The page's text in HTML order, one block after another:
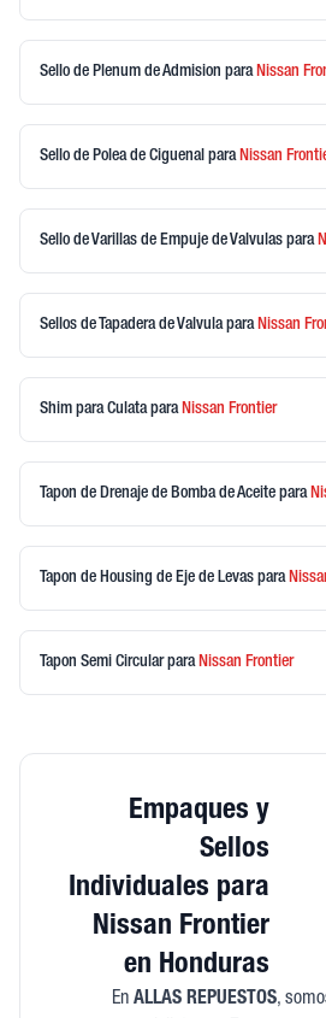
Sello de Plenum de Admision para Nissan
Sello de Polea de Ciguenal para Nissan
Sello de Varillas de Empuje de Valvulas para
Sellos de Tapadera de Valvulapara Nissan
Shim para Culatapara Nissan Frontier
Tapon de Drenaje de Bomba de Aceite para
Tapon de Housing de Eje de Levas para
Tapon Semi Circularpara Nissan Frontier
Empaques y
Sellos
Individuales para
Nissan Frontier
en Honduras
En ALLAS REPUESTOS,